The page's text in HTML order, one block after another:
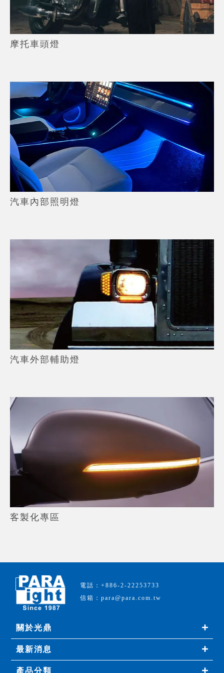
摩托車頭燈
汽車內部照明燈
汽車外部輔助燈
客製化專區
電話：+886-2-22253733
信箱：para@para.com.tw
關於光鼎
最新消息
產品分類